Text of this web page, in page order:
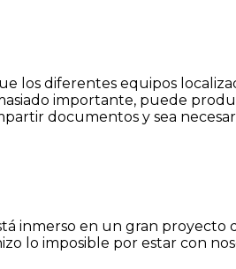
los diferentes equipos
importante, puede
documentos y sea
inmerso en un gran proyecto
lo imposible por estar con